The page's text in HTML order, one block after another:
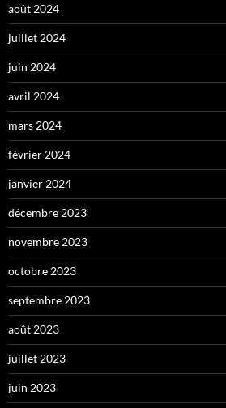
août 2024
juillet 2024
juin 2024
avril 2024
mars 2024
février 2024
janvier 2024
décembre 2023
novembre 2023
octobre 2023
septembre 2023
août 2023
juillet 2023
juin 2023